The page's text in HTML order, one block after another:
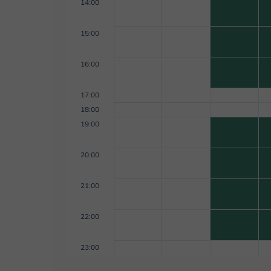
hasta acá y espero que podamos conocernos pronto... En resumen, Ofrezco
(Industria musical, Licenciamiento, Formulación
14:00
15:00
16:00
17:00
18:00
19:00
20:00
21:00
22:00
23:00